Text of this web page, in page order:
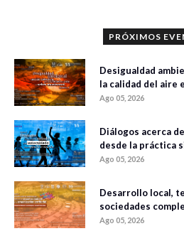
PRÓXIMOS
Desigualdad
la calidad del aire
Ago 05, 2026
Diálogos acerca
desde la práctica
Ago 05, 2026
Desarrollo local,
sociedades
Ago 05, 2026